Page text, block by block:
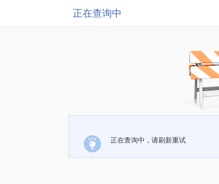
正在查询中
正在查询中，请刷新重试